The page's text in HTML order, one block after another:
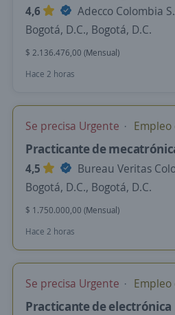
4,6
Adecco Colombia
Bogotá, D.C., Bogotá, D.C.
$ 2.136.476,00 (Mensual)
Hace 2 horas
Se precisa Urgente
Practicante de
4,5
Bureau Veritas
Bogotá, D.C., Bogotá, D.C.
$ 1.750.000,00 (Mensual)
Hace 2 horas
Se precisa Urgente
Practicante de electrónica